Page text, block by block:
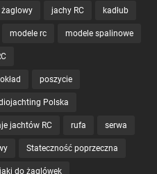
jachy RC kadłub
modele rc modele spalinowe
poszycie
Polska
jachtów RC rufa serwa
Stateczność poprzeczna
do żaglówek